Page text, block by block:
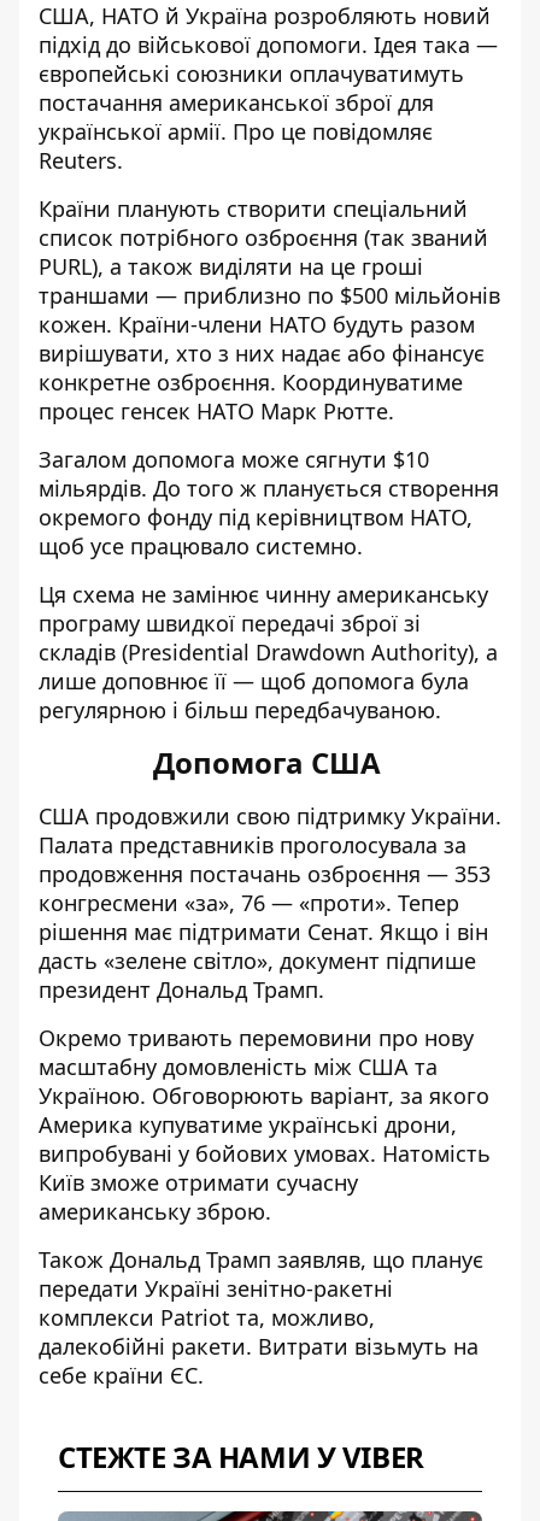
США, НАТО й Україна розробляють новий
підхід до військової допомоги. Ідея така —
європейські союзники оплачуватимуть
постачання американської зброї для
української армії. Про це повідомляє
Reuters.
Країни планують створити спеціальний
список потрібного озброєння (так званий
PURL), а також виділяти на це гроші
траншами — приблизно по $500 мільйонів
кожен. Країни-члени НАТО будуть разом
вирішувати, хто з них надає або фінансує
конкретне озброєння. Координуватиме
процес генсек НАТО Марк Рютте.
Загалом допомога може сягнути $10
мільярдів. До того ж планується створення
окремого фонду під керівництвом НАТО,
щоб усе працювало системно.
Ця схема не замінює чинну американську
програму швидкої передачі зброї зі
складів (Presidential Drawdown Authority), а
лише доповнює її — щоб допомога була
регулярною і більш передбачуваною.
Допомога США
США продовжили свою підтримку України.
Палата представників проголосувала за
продовження постачань озброєння — 353
конгресмени «за», 76 — «проти». Тепер
рішення має підтримати Сенат. Якщо і він
дасть «зелене світло», документ підпише
президент Дональд Трамп.
Окремо тривають перемовини про нову
масштабну домовленість між США та
Україною. Обговорюють варіант, за якого
Америка купуватиме українські дрони,
випробувані у бойових умовах. Натомість
Київ зможе отримати сучасну
американську зброю.
Також Дональд Трамп заявляв, що планує
передати Україні зенітно-ракетні
комплекси Patriot та, можливо,
далекобійні ракети. Витрати візьмуть на
себе країни ЄС.
СТЕЖТЕ ЗА НАМИ У VIBER